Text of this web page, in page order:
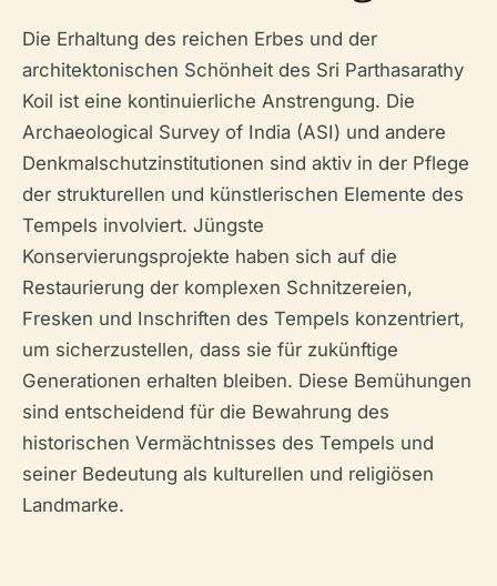
Die Erhaltung des reichen Erbes und der
architektonischen Schönheit des Sri Parthasarathy
Koil ist eine kontinuierliche Anstrengung. Die
Archaeological Survey of India (ASI) und andere
Denkmalschutzinstitutionen sind aktiv in der Pflege
der strukturellen und künstlerischen Elemente des
Tempels involviert. Jüngste
Konservierungsprojekte haben sich auf die
Restaurierung der komplexen Schnitzereien,
Fresken und Inschriften des Tempels konzentriert,
um sicherzustellen, dass sie für zukünftige
Generationen erhalten bleiben. Diese Bemühungen
sind entscheidend für die Bewahrung des
historischen Vermächtnisses des Tempels und
seiner Bedeutung als kulturellen und religiösen
Landmarke.